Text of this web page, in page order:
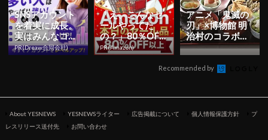
SNSアカウント
を着実に成長。
実はみんなココ
使ってます。
PR(Dreaw合同会社)
「え、こんなセ
ールやってた
の？」80％OFF
以上が続々登
場！Amazonの本
PR(Amazon)
アニメ「鬼滅の
刃」×博物館 明
治村のコラボイ
ベントが3月7日
より開催！ufot
a...
Recommended by
About YESNEWS YESNEWSライター 広告掲載について 個人情報保護方針
プ
レスリリース送付先
お問い合わせ